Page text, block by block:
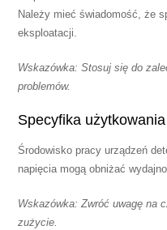
Należy mieć świadomość, że
eksploatacji.
Wskazówka: Stosuj się do
problemów.
Specyfika
Środowisko pracy urządzeń
napięcia mogą obniżać
Wskazówka: Zwróć uwagę na
zużycie.